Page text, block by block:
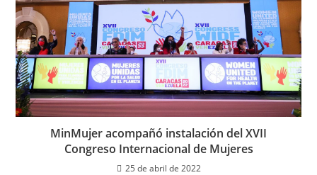
MinMujer acompañó instalación del XVII
Congreso Internacional de Mujeres
25 de abril de 2022